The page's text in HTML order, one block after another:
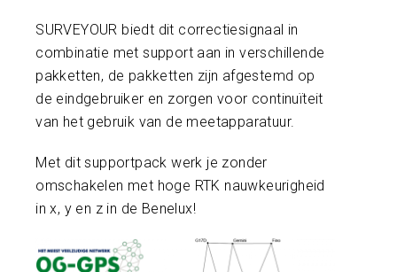
SURVEYOUR biedt dit correctiesignaal in
combinatie met support aan in verschillende
pakketten, de pakketten zijn afgestemd op
de eindgebruiker en zorgen voor continuïteit
van het gebruik van de meetapparatuur.
Met dit supportpack werk je zonder
omschakelen met hoge RTK nauwkeurigheid
in x, y en z in de Benelux!